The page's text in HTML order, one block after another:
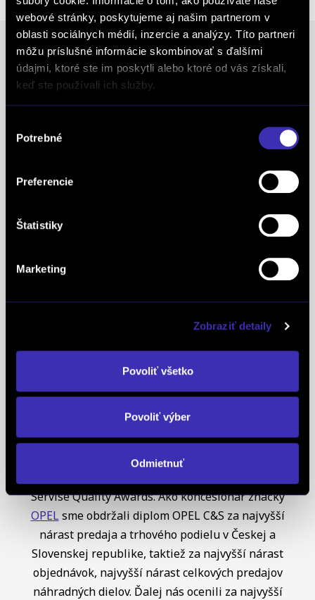
webové stránky, poskytujeme aj našim partnerom v
oblasti sociálnych médií, inzercie a analýzy. Títo partneri
môžu príslušné informácie skombinovať s ďalšími
údajmi, ktoré ste im poskytli alebo ktoré od vás získali,
keď ste používali ich služby.
súhlasu
Potrebné
Preferencie
Štatistiky
Marketing
Zobraziť detaily
Povoliť všetko
Povoliť výber
Odmietnuť
Ocenenia
Creditworthiness, tento certifikát je jedným z
definujúcich kvalitu obchodnej činnosti. Je
medzinárodne uznávanou známkou obchodnej
kvality a vyhodnocuje sa na základe rovnakej
analytickej metodiky pre všetky európske trhy.
Superbrands, už tretí rok po sebe. Medzi
2021, 2022 a aj 2023. Je najuznávanejšou
globálnou autoritou v oblasti hodnotenia a
špeciálneho postavenia a uznania vynikajúcej
jednotných kritérií a metód každoročne oceňuje
najlepšie z najlepších značiek v takmer 90
krajinách na piatich kontinentoch FINAL-CD ako
jediný koncesionár značkyPEUGEOT
Servise Quality Awards. Ako koncesionár značky
OPELsme obdržali diplom OPEL C&S za najvyšší
nárast predaja a trhového podielu v Českej a
Slovenskej republike, taktiež za najvyšší nárast
objednávok, najvyšší nárast celkových predajov
náhradných dielov. Ďalej nás ocenili za najvyšší